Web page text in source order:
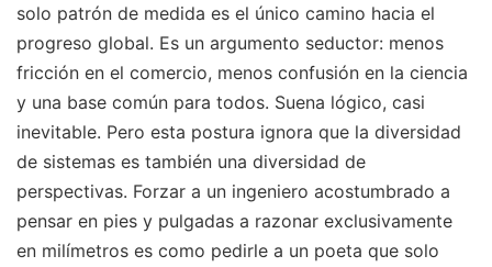
solo patrón de medida es el único camino hacia el
progreso global. Es un argumento seductor: menos
fricción en el comercio, menos confusión en la ciencia
y una base común para todos. Suena lógico, casi
inevitable. Pero esta postura ignora que la diversidad
de sistemas es también una diversidad de
perspectivas. Forzar a un ingeniero acostumbrado a
pensar en pies y pulgadas a razonar exclusivamente
en milímetros es como pedirle a un poeta que solo